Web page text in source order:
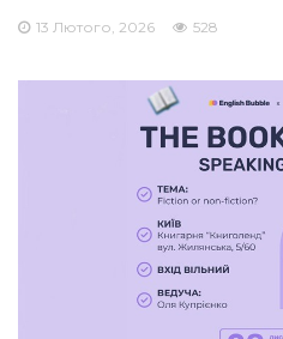
13 Лютого, 2026 528